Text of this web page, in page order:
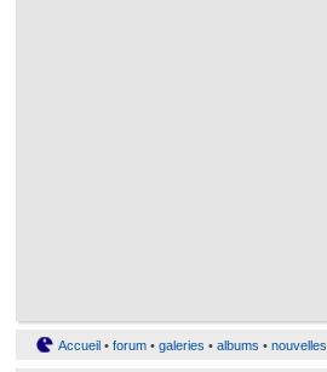
Accueil • forum • galeries • albums • nouvelles